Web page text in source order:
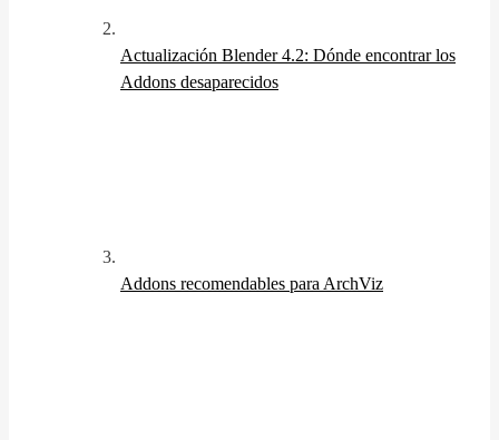
Actualización Blender 4.2: Dónde encontrar los
Addons desaparecidos
Addons recomendables para ArchViz